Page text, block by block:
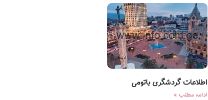
اطلاعات گردشگری باتومی
ادامه مطلب »